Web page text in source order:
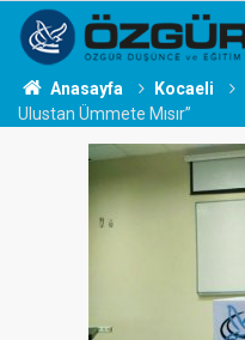
Anasayfa Kocaeli
Ulustan Ümmete Mısır”